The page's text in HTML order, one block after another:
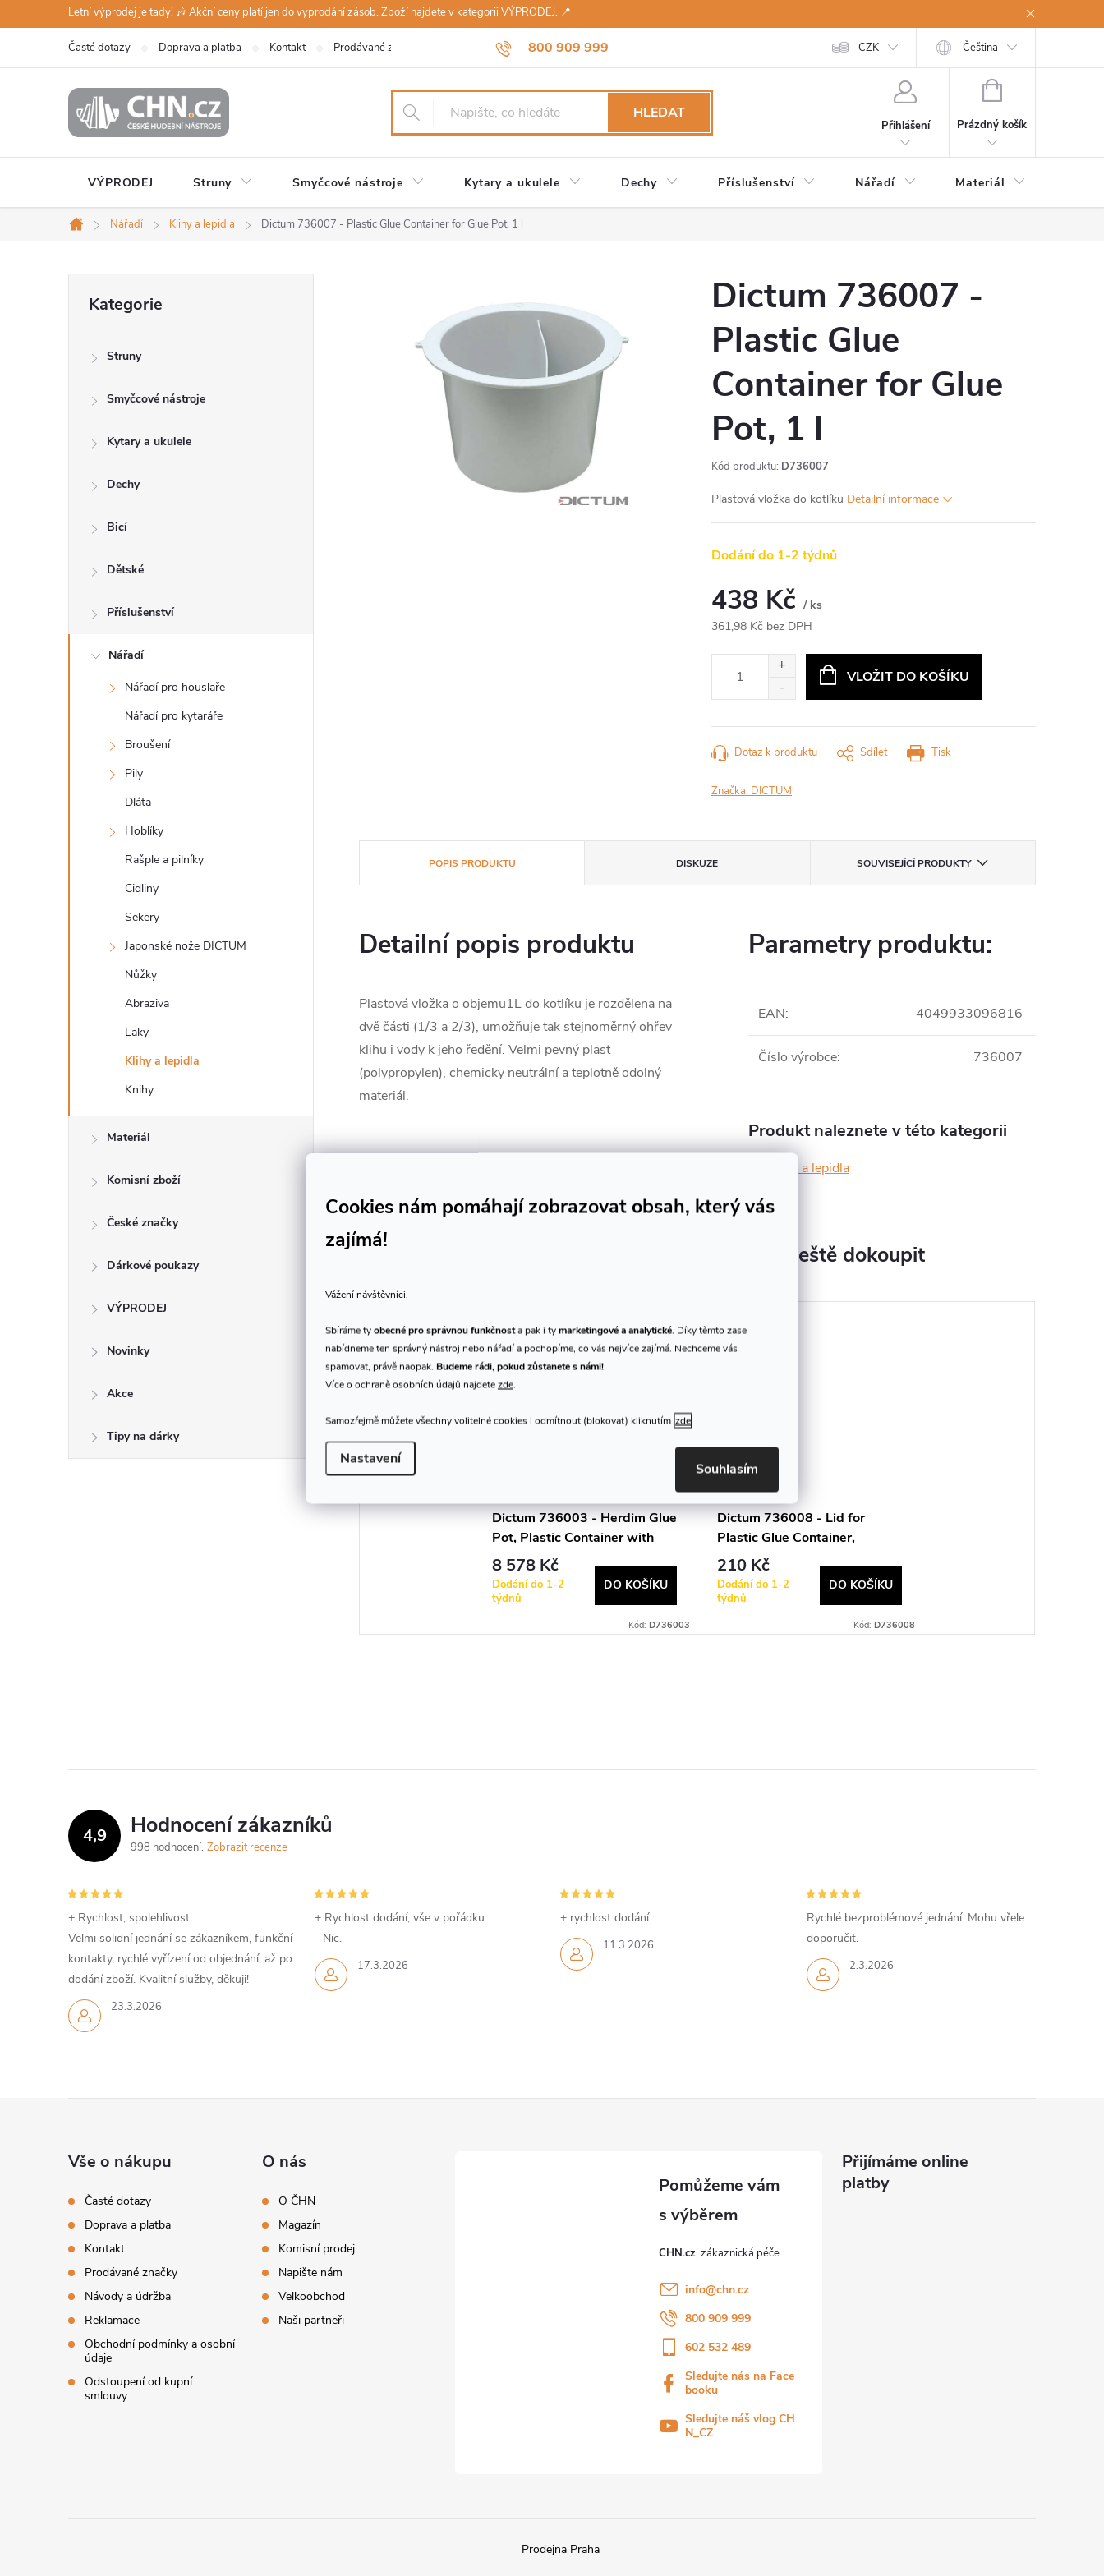
Cookies nám pomáhají zobrazovat obsah, který vás
zajímá!
Vážení návštěvníci,
Sbíráme tyobecné pro správnou funkčnosta pak i tymarketingové a analytické. Díky těmto zase
nabídneme ten správný nástroj nebo nářadí a pochopíme, co vás nejvíce zajímá. Nechceme vás
spamovat, právě naopak. Budeme rádi, pokud zůstanete s námi!
Více o ochraně osobních údajů najdetezde.
Samozřejmě můžete všechny volitelné cookies i odmítnout (blokovat) kliknutím zde
Nastavení
Souhlasím
na
Letní výprodej je tady! 🎶 Akční ceny platí jen do vyprodání zásob. Zboží najdete v kategorii VÝPRODEJ. 📍
800 909 999
Časté dotazy Doprava a platba Kontakt Prodávané značky Návody a údržba Reklamace Odstoupení od kupní smlouvy
CZK Čeština
HLEDAT
Přihlášení
NÁKUPNÍ
Prázdný košík
VÝPRODEJ Struny Smyčcové nástroje Kytary a ukulele Dechy Příslušenství Nářadí Materiál
Domů
Nářadí Klihy a lepidla Dictum 736007 - Plastic Glue Container for Glue Pot, 1 l
kategorie
Kategorie
Struny
Smyčcové nástroje
Kytary a ukulele
Dechy
Bicí
Dětské
Příslušenství
Nářadí
Nářadí pro houslaře
Nářadí pro kytaráře
Broušení
Pily
Dláta
Hoblíky
Rašple a pilníky
Cidliny
Sekery
Japonské nože DICTUM
Nůžky
Abraziva
Laky
Klihy a lepidla
Knihy
Materiál
Komisní zboží
České značky
Dárkové poukazy
VÝPRODEJ
Novinky
Akce
Tipy na dárky
Dictum 736007 -
Plastic Glue
Container for Glue
Pot, 1 l
Kód produktu: D736007
Plastová vložka do kotlíku Detailní informace
Dodání do 1-2 týdnů
438 Kč / ks
361,98 Kč bez DPH
VLOŽIT DO KOŠÍKU
Tisk
Dotaz k produktu Sdílet
Značka: DICTUM
POPIS PRODUKTU DISKUZE SOUVISEJÍCÍ PRODUKTY
Detailní popis produktu
Plastová vložka o objemu1L do kotlíku je rozdělena na
dvě části (1/3 a 2/3), umožňuje tak stejnoměrný ohřev
klihu i vody k jeho ředění. Velmi pevný plast
(polypropylen), chemicky neutrální a teplotně odolný
materiál.
Parametry produktu:
EAN: 4049933096816
Číslo výrobce: 736007
Produkt naleznete v této kategorii
Klihy a lepidla
K tomuto produktu doporučujeme ještě dokoupit
Dictum 736003 - Herdim Glue
Pot, Plastic Container with
Lid, 1 L, 230 V
8 578 Kč
Dodání do 1-2
týdnů
DO KOŠÍKU
Kód: D736003
Dictum 736008 - Lid for
Plastic Glue Container,
Plastic, 1 l
210 Kč
Dodání do 1-2
týdnů
DO KOŠÍKU
Kód: D736008
4,9 Hodnocení zákazníků
998 hodnocení Zobrazit recenze
23.3.2026
+ Rychlost, spolehlivost
Velmi solidní jednání se zákazníkem, funkční
kontakty, rychlé vyřízení od objednání, až po
dodání zboží. Kvalitní služby, děkuji!
17.3.2026
+ Rychlost dodání, vše v pořádku.
- Nic.
11.3.2026
+ rychlost dodání
2.3.2026
Rychlé bezproblémové jednání. Mohu vřele
doporučit.
Vše o nákupu
Časté dotazy
Doprava a platba
Kontakt
Prodávané značky
Návody a údržba
Reklamace
Obchodní podmínky a osobní
údaje
Odstoupení od kupní
smlouvy
O nás
O ČHN
Magazín
Komisní prodej
Napište nám
Velkoobchod
Naši partneři
CHN.cz
info@chn.cz
800 909 999
602 532 489
Sledujte nás na Face
booku
Sledujte náš vlog CH
N_CZ
Přijímáme online
platby
Prodejna Praha